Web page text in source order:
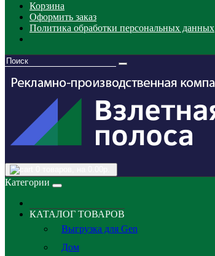
Корзина
Оформить заказ
Политика обработки персональных данных
Категории
КАТАЛОГ ТОВАРОВ
Выгрузка для Gen
Дом